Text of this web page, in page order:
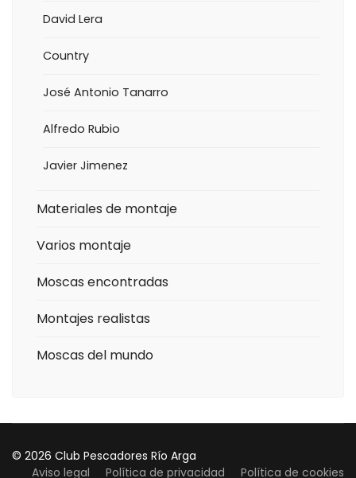
David Lera
Country
José Antonio Tanarro
Alfredo Rubio
Javier Jimenez
Materiales de montaje
Varios montaje
Moscas encontradas
Montajes realistas
Moscas del mundo
© 2026 Club Pescadores Río Arga
Aviso legal
Política de privacidad Política de cookies